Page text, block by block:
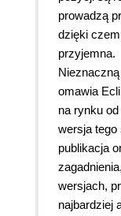
prowadzą
dzięki
przyjemna.
omawia
na rynku
wersja
publikacja
wersjach,
najbardziej